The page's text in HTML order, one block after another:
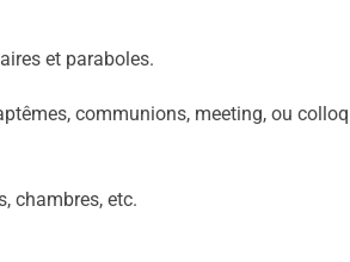
et paraboles.
communions, meeting, ou
chambres, etc.